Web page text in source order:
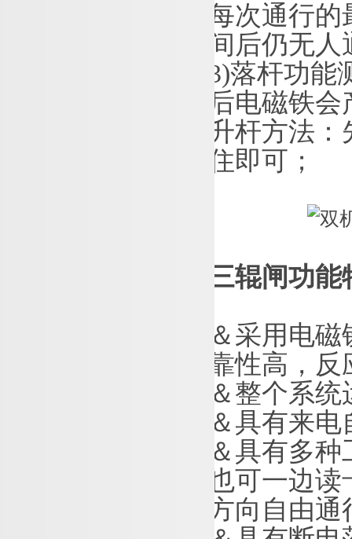
每次通行
间后仍无
3)落杆功能
后电磁铁
升杆方法
住即可；
三辊闸功能
＆采用电磁
靠性高，
＆整个系统
＆具有来电
＆具有多种
也可一边
方向自由通